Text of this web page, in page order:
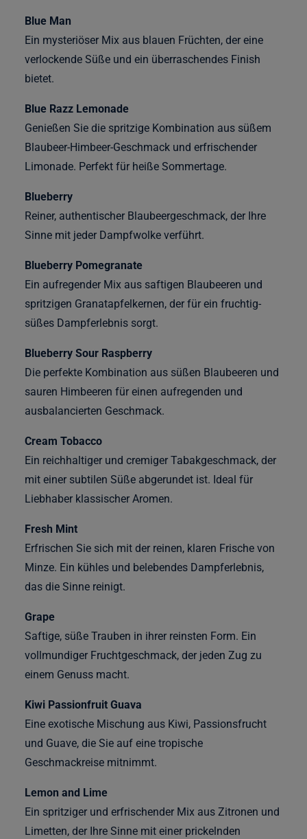
Blue Man
Ein mysteriöser Mix aus blauen Früchten, der eine
verlockende Süße und ein überraschendes Finish
bietet.
Blue Razz Lemonade
Genießen Sie die spritzige Kombination aus süßem
Blaubeer-Himbeer-Geschmack und erfrischender
Limonade. Perfekt für heiße Sommertage.
Blueberry
Reiner, authentischer Blaubeergeschmack, der Ihre
Sinne mit jeder Dampfwolke verführt.
Blueberry Pomegranate
Ein aufregender Mix aus saftigen Blaubeeren und
spritzigen Granatapfelkernen, der für ein fruchtig-
süßes Dampferlebnis sorgt.
Blueberry Sour Raspberry
Die perfekte Kombination aus süßen Blaubeeren und
sauren Himbeeren für einen aufregenden und
ausbalancierten Geschmack.
Cream Tobacco
Ein reichhaltiger und cremiger Tabakgeschmack, der
mit einer subtilen Süße abgerundet ist. Ideal für
Liebhaber klassischer Aromen.
Fresh Mint
Erfrischen Sie sich mit der reinen, klaren Frische von
Minze. Ein kühles und belebendes Dampferlebnis,
das die Sinne reinigt.
Grape
Saftige, süße Trauben in ihrer reinsten Form. Ein
vollmundiger Fruchtgeschmack, der jeden Zug zu
einem Genuss macht.
Kiwi Passionfruit Guava
Eine exotische Mischung aus Kiwi, Passionsfrucht
und Guave, die Sie auf eine tropische
Geschmackreise mitnimmt.
Lemon and Lime
Ein spritziger und erfrischender Mix aus Zitronen und
Limetten, der Ihre Sinne mit einer prickelnden